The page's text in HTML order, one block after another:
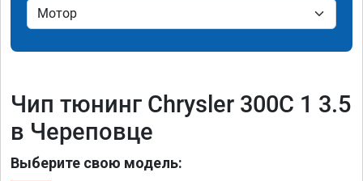
Чип тюнинг Chrysler 300C 1 3.5
в Череповце
Выберите свою модель: